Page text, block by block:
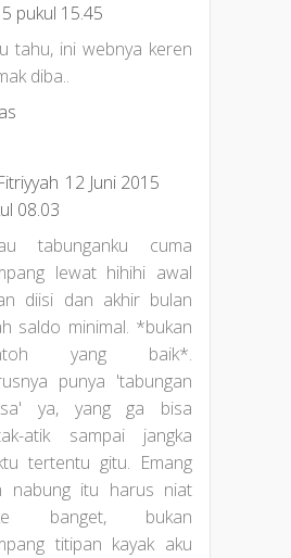
pukul 15.45
tahu, ini webnya keren
diba..
12 Juni 2015
08.03
tabunganku cuma
lewat hihihi awal
diisi dan akhir bulan
saldo minimal. *bukan
yang baik*.
punya 'tabungan
ya, yang ga bisa
atik sampai jangka
tertentu gitu. Emang
nabung itu harus niat
banget, bukan
titipan kayak aku